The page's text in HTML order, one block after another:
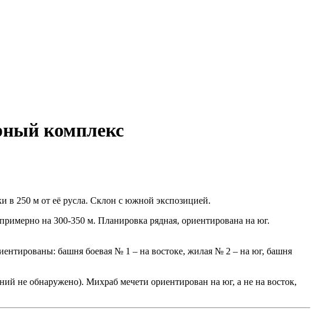
комплекс
в 250 м от её русла. Склон с южной экспозицией.
на 300-350 м. Планировка рядная, ориентирована на юг.
башня боевая № 1 – на востоке, жилая № 2 – на юг, башня
не обнаружено). Михраб мечети ориентирован на юг, а не на восток,